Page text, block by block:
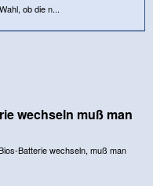
ob die n...
wechseln muß man
Batterie wechseln, muß man